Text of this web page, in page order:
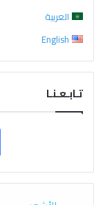
العربية
English
تـابـعـنـا